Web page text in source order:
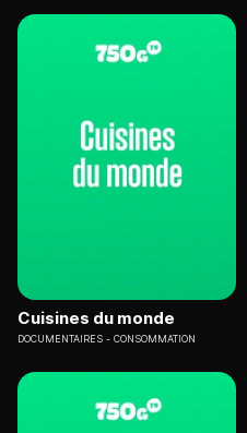
Cuisines du monde
DOCUMENTAIRES CONSOMMATION